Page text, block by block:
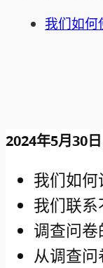
我们如何
2024年5月30
我们如
我们联
调查问
从调查